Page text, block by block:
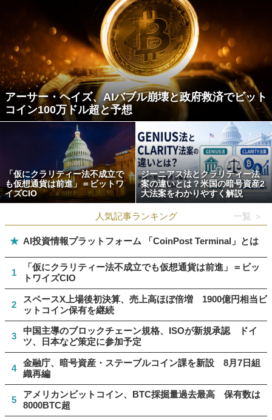
アーサー・ヘイズ、AIバブル崩壊と政府救済でビット
コイン100万ドル超と予想
「仮にクラリティー法不成立で
も仮想通貨は前進」＝ビットワ
イズCIO
ジーニアス法とクラリティー法
案の違いとは？米国の暗号資産2
大法案をわかりやすく解説
人気記事ランキング 一覧 ＞
★ AI投資情報プラットフォーム 「CoinPost Terminal」とは
1
「仮にクラリティー法不成立でも仮想通貨は前進」＝ビッ
トワイズCIO
2
スペースX上場後初決算、売上高ほぼ倍増 1900億円相当ビ
ットコイン保有を継続
3
中国主導のブロックチェーン規格、ISOが新規承認 ドイ
ツ、日本など策定に参加予定
4
金融庁、暗号資産・ステーブルコイン課を新設 8月7日組
織再編
5
アメリカンビットコイン、BTC採掘量過去最高 保有数は
8000BTC超